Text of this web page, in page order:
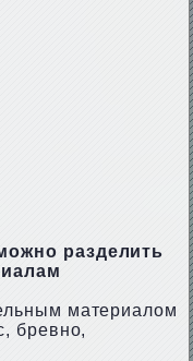
разделить
материалом
бревно,